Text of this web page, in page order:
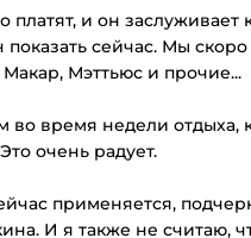
платят, и он
сейчас. Мы
Мэттьюс и прочие...
во время недели отдыха,
очень радует.
применяется,
И я также не считаю,